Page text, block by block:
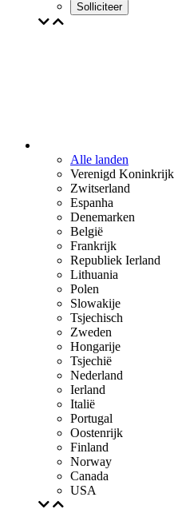
Solliciteer
Alle landen
Verenigd Koninkrijk
Zwitserland
Espanha
Denemarken
België
Frankrijk
Republiek Ierland
Lithuania
Polen
Slowakije
Tsjechisch
Zweden
Hongarije
Tsjechië
Nederland
Ierland
Italië
Portugal
Oostenrijk
Finland
Norway
Canada
USA